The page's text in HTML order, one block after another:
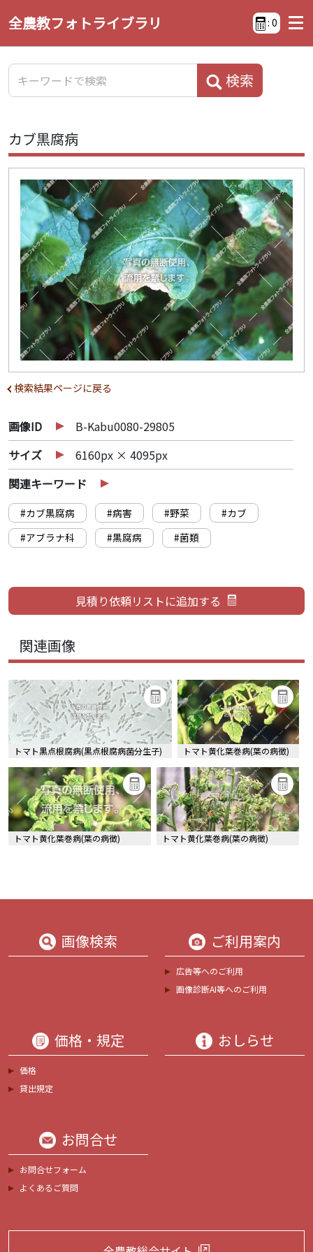
全農教フォトライブラリ : 0
検索
カブ黒腐病
検索結果ページに戻る
画像ID
B-Kabu0080-29805
サイズ
6160px × 4095px
関連キーワード
#カブ黒腐病 #病害 #野菜
#カブ
#アブラナ科
#黒腐病 #菌類
関連画像
トマト黒点根腐病(黒点根腐病菌分生子) トマト黄化葉巻病(葉の病徴)
トマト黄化葉巻病(葉の病徴) トマト黄化葉巻病(葉の病徴)
画像検索 ご利用案内
広告等へのご利用
画像診断AI等へのご利用
価格・規定
価格
貸出規定
おしらせ
お問合せ
お問合せフォーム
よくあるご質問